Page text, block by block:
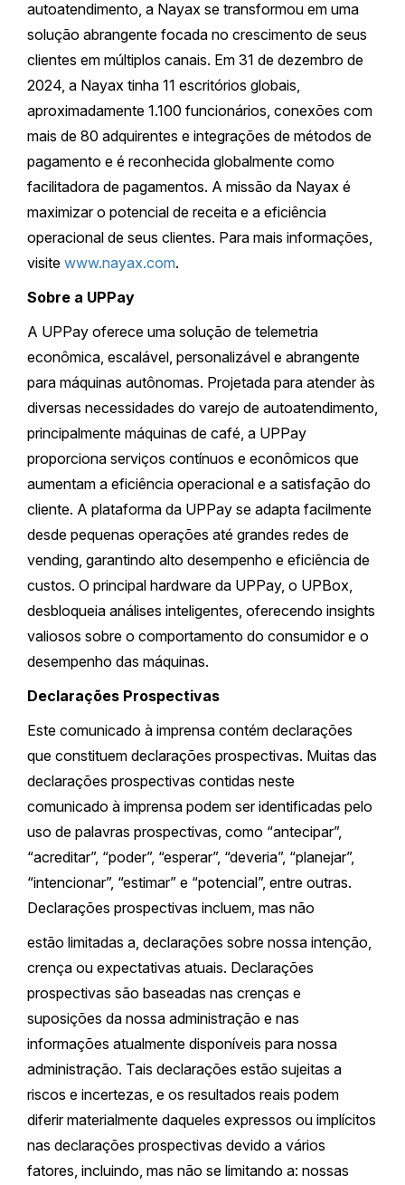
autoatendimento, a Nayax se transformou em uma
solução abrangente focada no crescimento de seus
clientes em múltiplos canais. Em 31 de dezembro de
2024, a Nayax tinha 11 escritórios globais,
aproximadamente 1.100 funcionários, conexões com
mais de 80 adquirentes e integrações de métodos de
pagamento e é reconhecida globalmente como
facilitadora de pagamentos. A missão da Nayax é
maximizar o potencial de receita e a eficiência
operacional de seus clientes. Para mais informações,
visite www.nayax.com.
Sobre a UPPay
A UPPay oferece uma solução de telemetria
econômica, escalável, personalizável e abrangente
para máquinas autônomas. Projetada para atender às
diversas necessidades do varejo de autoatendimento,
principalmente máquinas de café, a UPPay
proporciona serviços contínuos e econômicos que
aumentam a eficiência operacional e a satisfação do
cliente. A plataforma da UPPay se adapta facilmente
desde pequenas operações até grandes redes de
vending, garantindo alto desempenho e eficiência de
custos. O principal hardware da UPPay, o UPBox,
desbloqueia análises inteligentes, oferecendo insights
valiosos sobre o comportamento do consumidor e o
desempenho das máquinas.
Declarações Prospectivas
Este comunicado à imprensa contém declarações
que constituem declarações prospectivas. Muitas das
declarações prospectivas contidas neste
comunicado à imprensa podem ser identificadas pelo
uso de palavras prospectivas, como “antecipar”,
“acreditar”, “poder”, “esperar”, “deveria”, “planejar”,
“intencionar”, “estimar” e “potencial”, entre outras.
Declarações prospectivas incluem, mas não
estão limitadas a, declarações sobre nossa intenção,
crença ou expectativas atuais. Declarações
prospectivas são baseadas nas crenças e
suposições da nossa administração e nas
informações atualmente disponíveis para nossa
administração. Tais declarações estão sujeitas a
riscos e incertezas, e os resultados reais podem
diferir materialmente daqueles expressos ou implícitos
nas declarações prospectivas devido a vários
fatores, incluindo, mas não se limitando a: nossas